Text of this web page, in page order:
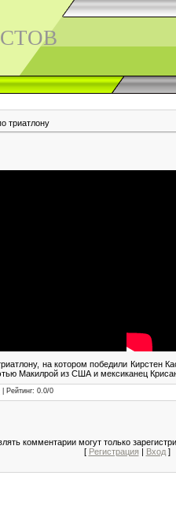
триатлону
на котором победили
Макилрой из США и мексиканец
Рейтинг: 0.0/0
комментарии могут только
[ Регистрация | Вход]